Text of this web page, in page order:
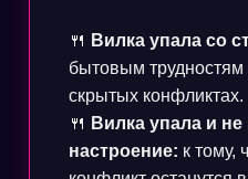
🍴 Вилка упала со
бытовым
скрытых конфликтах.
🍴 Вилка упала и
настроение: к тому,